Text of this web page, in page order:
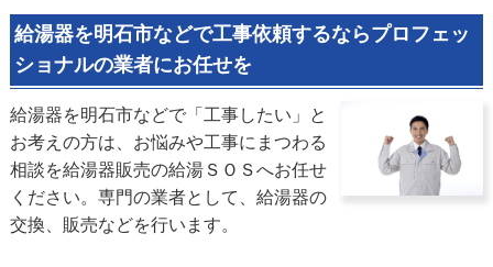
給湯器を明石市などで工事依頼するならプロフェッ
ショナルの業者にお任せを
給湯器を明石市などで「工事したい」と
お考えの方は、お悩みや工事にまつわる
相談を給湯器販売の給湯ＳＯＳへお任せ
ください。専門の業者として、給湯器の
交換、販売などを行います。